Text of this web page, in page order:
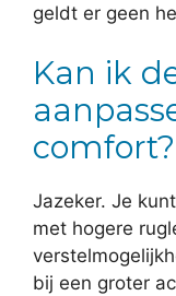
geldt er geen
Kan ik
comfort?
Jazeker. Je
met hogere
bij een groter